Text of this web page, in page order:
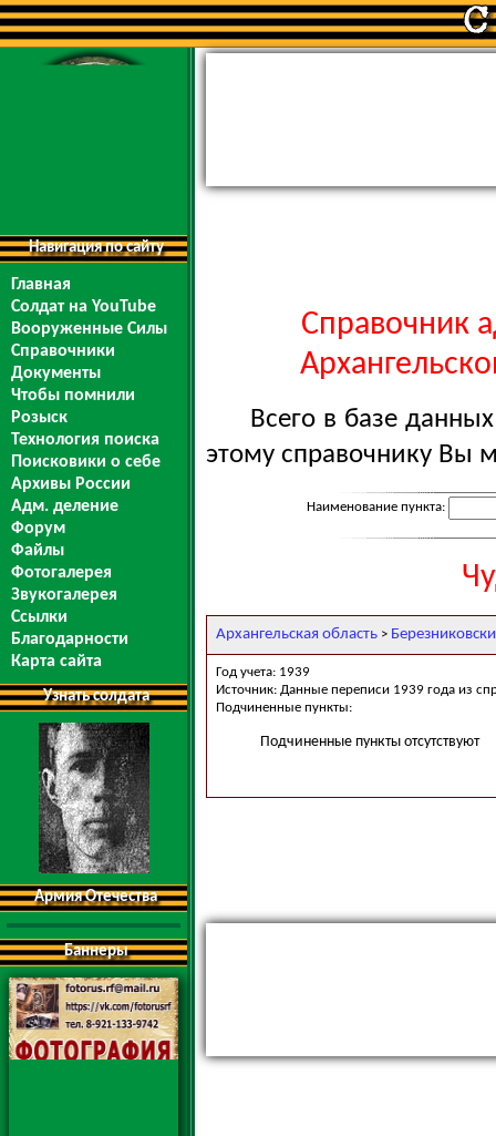
Навигация по сайту
Главная
Солдат на YouTube
Вооруженные Силы
Справочники
Документы
Чтобы помнили
Розыск
Технология поиска
Поисковики о себе
Архивы России
Адм. деление
Форум
Файлы
Фотогалерея
Звукогалерея
Ссылки
Благодарности
Карта сайта
Узнать солдата
Армия Отечества
Баннеры
Справочник
Всего в базе
этому справочнику Вы
Наименование пункта:
Архангельская область >
Год учета: 1939
Источник: Данные переписи 1939 года из
Подчиненные пункты:
Подчиненные пункты отсутствуют